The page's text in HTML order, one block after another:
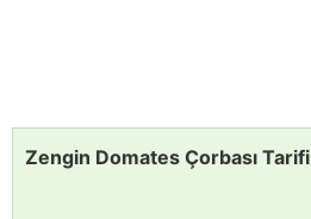
Zengin Domates Çorbası Tarifi